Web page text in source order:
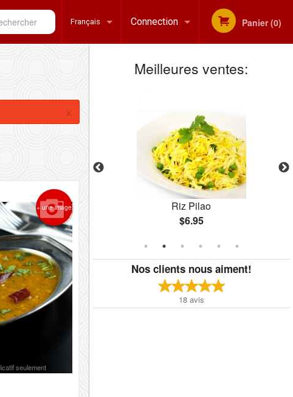
Français
English
Connection
Inscription
Panier (0)
Meilleures ventes:
curry
Riz Pilao
$6.95
Nos clients nous aiment!
18 avis
×
+ une image
seulement